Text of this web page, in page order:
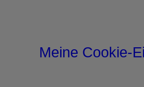
Meine Cookie-